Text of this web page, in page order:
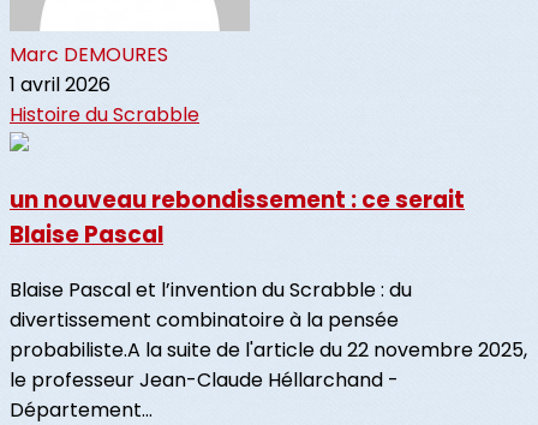
Marc DEMOURES
1 avril 2026
Histoire du Scrabble
un nouveau rebondissement : ce serait
Blaise Pascal
Blaise Pascal et l’invention du Scrabble : du
divertissement combinatoire à la pensée
probabiliste.A la suite de l'article du 22 novembre 2025,
le professeur Jean-Claude Héllarchand -
Département...